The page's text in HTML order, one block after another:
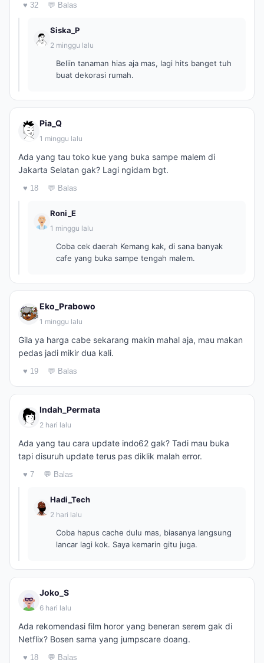
♥ 32 💬 Balas
Siska_P
2 minggu lalu
Beliin tanaman hias aja mas, lagi hits banget tuh
buat dekorasi rumah.
Pia_Q
1 minggu lalu
Ada yang tau toko kue yang buka sampe malem di
Jakarta Selatan gak? Lagi ngidam bgt.
♥ 18 💬 Balas
Roni_E
1 minggu lalu
Coba cek daerah Kemang kak, di sana banyak
cafe yang buka sampe tengah malem.
Eko_Prabowo
1 minggu lalu
Gila ya harga cabe sekarang makin mahal aja, mau makan
pedas jadi mikir dua kali.
♥ 19 💬 Balas
Indah_Permata
2 hari lalu
Ada yang tau cara update indo62 gak? Tadi mau buka
tapi disuruh update terus pas diklik malah error.
♥ 7 💬 Balas
Hadi_Tech
2 hari lalu
Coba hapus cache dulu mas, biasanya langsung
lancar lagi kok. Saya kemarin gitu juga.
Joko_S
6 hari lalu
Ada rekomendasi film horor yang beneran serem gak di
Netflix? Bosen sama yang jumpscare doang.
♥ 18 💬 Balas